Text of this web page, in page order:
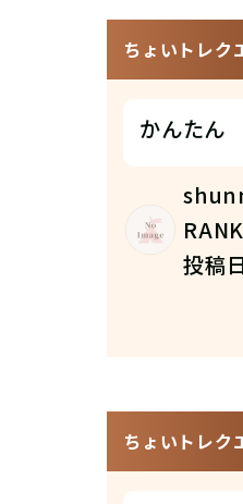
ちょいトレク
かんたん
投稿
ちょいトレク